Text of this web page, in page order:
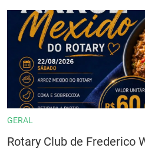
GERAL
Rotary Club de Frederico